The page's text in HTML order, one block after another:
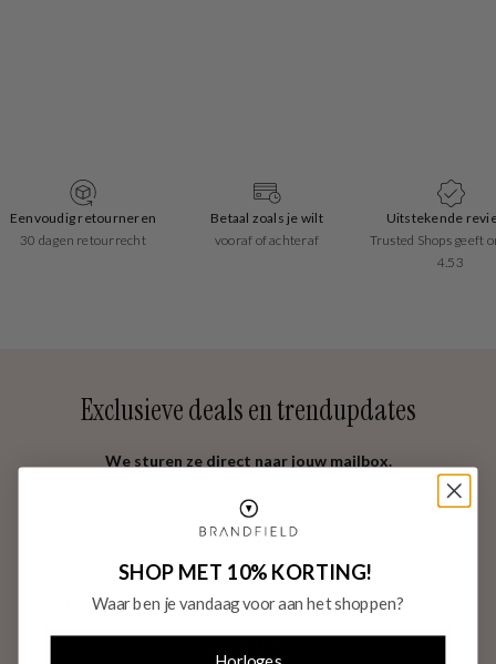
Eenvoudig retourneren
30 dagen retourrecht
Betaal zoals je wilt
vooraf of achteraf
Uitstekende
Trusted Shops geeft
4.53
Exclusieve deals en trendupdates
We sturen ze direct naar jouw mailbox.
Krijg toegang tot exclusieve kortingen, early access, nieuwe
releases en stylinginspiratie.
Voor heren
SHOP MET 10% KORTING!
Waar ben je vandaag voor aan het shoppen?